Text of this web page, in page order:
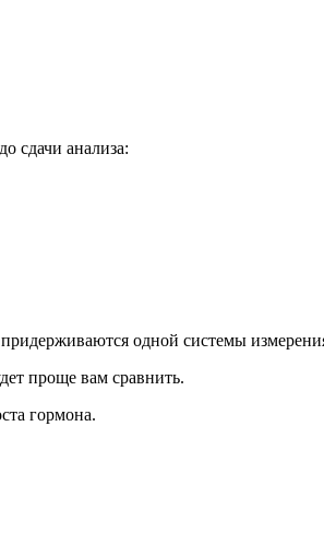
сдачи анализа:
одной системы
проще вам сравнить.
гормона.